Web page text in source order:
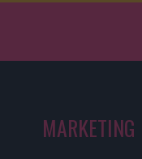
MARKETING